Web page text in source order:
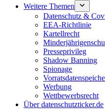
Weitere Themen
Datenschutz &
EEA-Richtlinie
Kartellrecht
Presseprivileg
Shadow Banning
Spionage
Werbung
Wettbewerbsrecht
Über datenschutzticker.de